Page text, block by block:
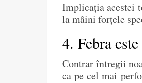
Implicația acestei
la mâini forțele
4. Febra
Contrar întregii
ca pe cel mai